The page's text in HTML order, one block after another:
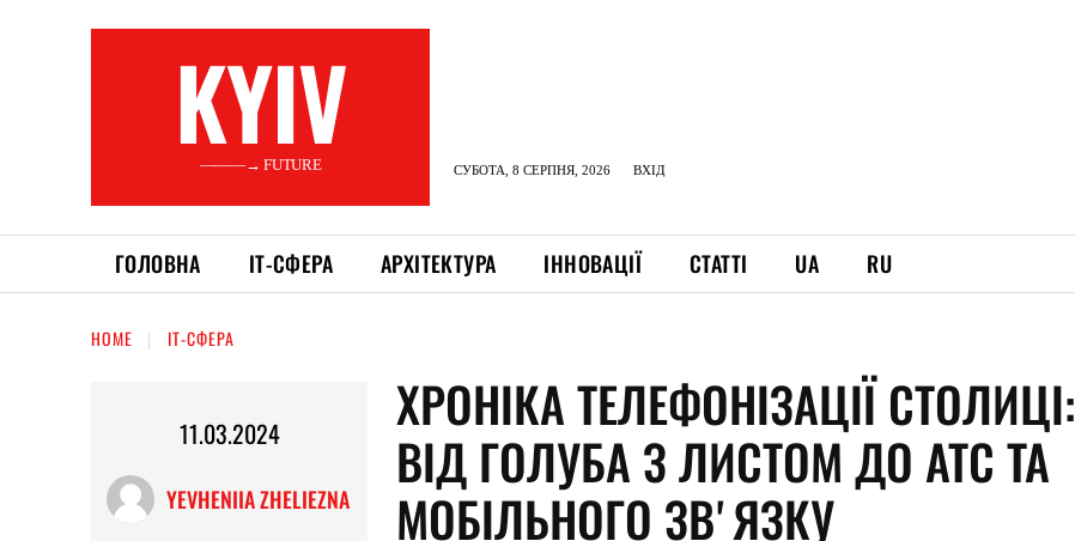
KYIV
———→ FUTURE СУБОТА, 8 СЕРПНЯ, 2026 ВХІД
ГОЛОВНА ІТ-СФЕРА АРХІТЕКТУРА ІННОВАЦІЇ СТАТТІ UA RU
HOME ІТ-СФЕРА
11.03.2024
YEVHENIIA ZHELIEZNA
ХРОНІКА ТЕЛЕФОНІЗАЦІЇ СТОЛИЦІ:
ВІД ГОЛУБА З ЛИСТОМ ДО АТС ТА
МОБІЛЬНОГО ЗВʼЯЗКУ